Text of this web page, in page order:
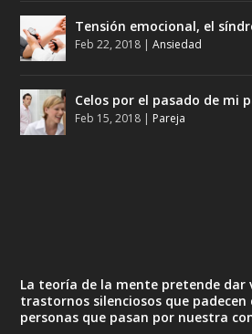
Tensión emocional, el
Feb 22, 2018 |Ansiedad
Celos por el pasado de mi
Feb 15, 2018 | Pareja
La teoría de la mente pretende dar
trastornos silenciosos que padecen
personas que pasan por nuestra